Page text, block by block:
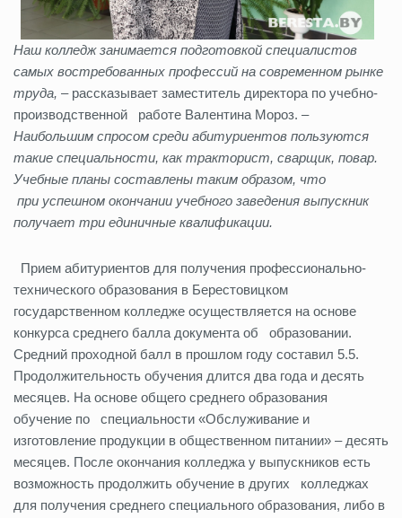
Наш колледж занимается подготовкой специалистов
самых востребованных профессий на современном рынке
труда, – рассказывает заместитель директора по учебно-
производственной работе Валентина Мороз. –
Наибольшим спросом среди абитуриентов пользуются
такие специальности, как тракторист, сварщик, повар.
Учебные планы составлены таким образом, что
при успешном окончании учебного заведения выпускник
получает три единичные квалификации.
Прием абитуриентов для получения профессионально-
технического образования в Берестовицком
государственном колледже осуществляется на основе
конкурса среднего балла документа об образовании.
Средний проходной балл в прошлом году составил 5.5.
Продолжительность обучения длится два года и десять
месяцев. На основе общего среднего образования
обучение по специальности «Обслуживание и
изготовление продукции в общественном питании» – десять
месяцев. После окончания колледжа у выпускников есть
возможность продолжить обучение в других колледжах
для получения среднего специального образования, либо в